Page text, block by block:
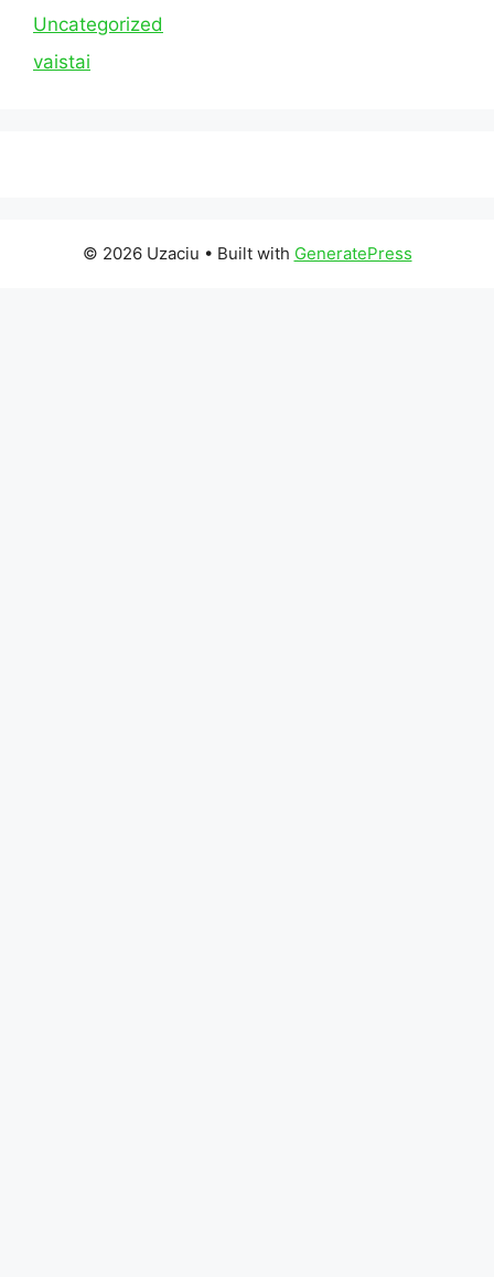
Uncategorized
vaistai
© 2026 Uzaciu • Built with GeneratePress